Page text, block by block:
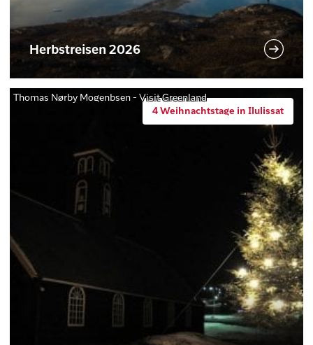
Herbstreisen 2026
4 Weihnachtstage in Ilulissat
Thomas Nørby Mogenbsen - Visit Greenland